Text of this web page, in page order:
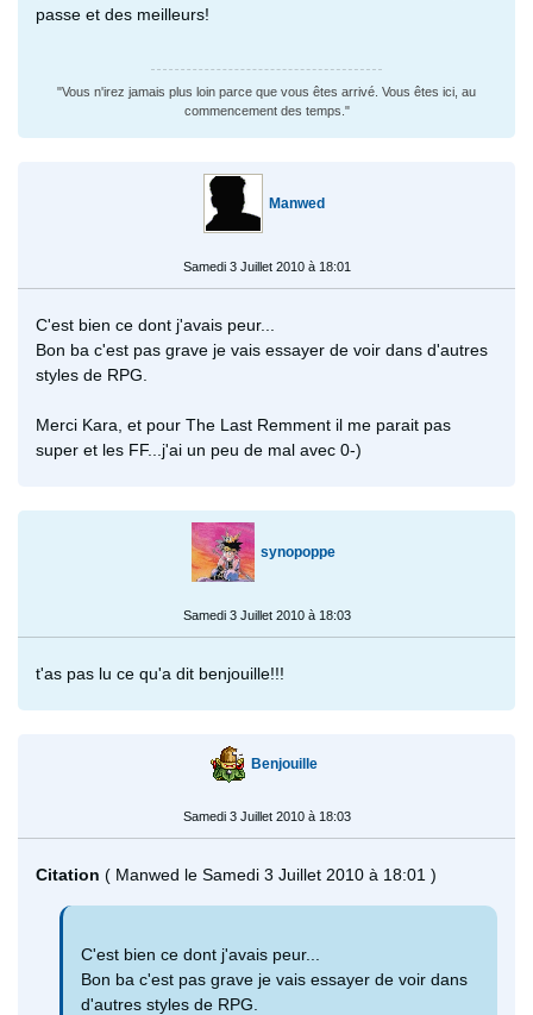
passe et des meilleurs!
"Vous n'irez jamais plus loin parce que vous êtes arrivé. Vous êtes ici, au
commencement des temps."
Manwed
Samedi 3 Juillet 2010 à 18:01
C'est bien ce dont j'avais peur...
Bon ba c'est pas grave je vais essayer de voir dans d'autres
styles de RPG.
Merci Kara, et pour The Last Remment il me parait pas
super et les FF...j'ai un peu de mal avec 0-)
synopoppe
Samedi 3 Juillet 2010 à 18:03
t'as pas lu ce qu'a dit benjouille!!!
Benjouille
Samedi 3 Juillet 2010 à 18:03
Citation ( Manwed le Samedi 3 Juillet 2010 à 18:01 )
C'est bien ce dont j'avais peur...
Bon ba c'est pas grave je vais essayer de voir dans
d'autres styles de RPG.